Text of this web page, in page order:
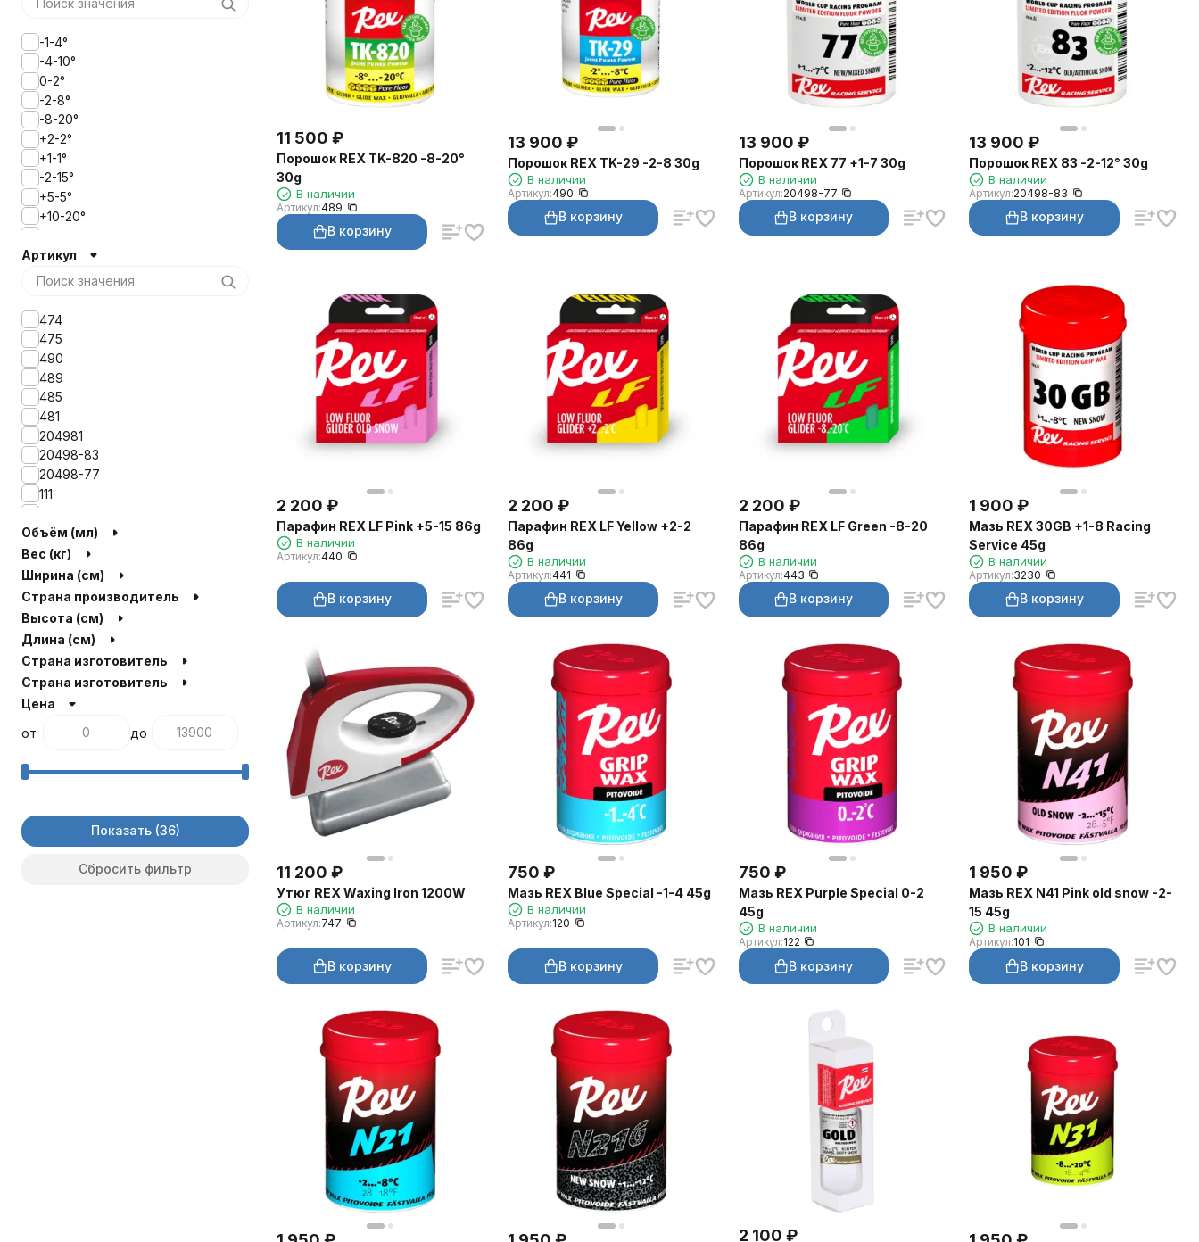
11 500 ₽
Порошок REX TK-820 -8-20°
30g
В наличии
Артикул:489
В корзину
13 900 ₽
Порошок REX TK-29 -2-8 30g
В наличии
Артикул:490
В корзину
13 900 ₽
Порошок REX 77 +1-7 30g
В наличии
Артикул:20498-77
В корзину
13 900 ₽
Порошок REX 83 -2-12° 30g
В наличии
Артикул:20498-83
В корзину
2 200 ₽
Парафин REX LF Pink +5-15 86g
В наличии
Артикул:440
В корзину
2 200 ₽
Парафин REX LF Yellow +2-2
86g
В наличии
Артикул:441
В корзину
2 200 ₽
Парафин REX LF Green -8-20
86g
В наличии
Артикул:443
В корзину
1 900 ₽
Мазь REX 30GB +1-8 Racing
Service 45g
В наличии
Артикул:3230
В корзину
11 200 ₽
Утюг REX Waxing Iron 1200W
В наличии
Артикул:747
В корзину
750 ₽
Мазь REX Blue Special -1-4 45g
В наличии
Артикул:120
В корзину
750 ₽
Мазь REX Purple Special 0-2
45g
В наличии
Артикул:122
В корзину
1 950 ₽
Мазь REX N41 Pink old snow -2-
15 45g
В наличии
Артикул:101
В корзину
2 100 ₽
-1-4°
-4-10°
0-2°
-2-8°
-8-20°
+2-2°
+1-1°
-2-15°
+5-5°
+10-20°
0-6°
+5-0°
+3-15°
-5-15°
+5-20°
-2-12°
-1-25°
+10-0°
-1-12°
-5-20°
+2-20°
+1-7°
+4-5°
Артикул
474
475
490
489
485
481
204981
20498-83
20498-77
111
TK-111
5131
440
606
2162
3230
747
Объём (мл)
Вес (кг)
Ширина (см)
Страна производитель
Высота (см)
Длина (см)
Страна изготовитель
Страна изготовитель
Цена
от
до
Показать
Сбросить фильтр